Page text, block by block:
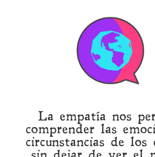
La empatía nos
comprender las
circunstancias de los